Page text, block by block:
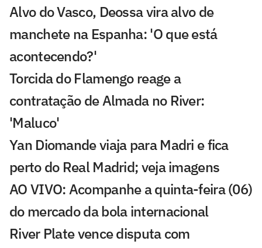
Alvo do Vasco, Deossa vira alvo de
manchete na Espanha: 'O que está
acontecendo?'
Torcida do Flamengo reage a
contratação de Almada no River:
'Maluco'
Yan Diomande viaja para Madri e fica
perto do Real Madrid; veja imagens
AO VIVO: Acompanhe a quinta-feira (06)
do mercado da bola internacional
River Plate vence disputa com